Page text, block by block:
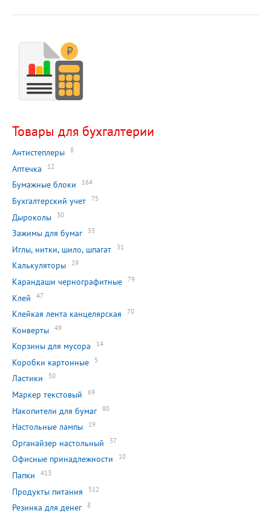
Товары для бухгалтерии
Антистеплеры 8
Аптечка 12
Бумажные блоки 164
Бухгалтерский учет 75
Дыроколы 30
Зажимы для бумаг 33
Иглы, нитки, шило, шпагат 31
Калькуляторы 29
Карандаши чернографитные 79
Клей 47
Клейкая лента канцелярская 70
Конверты 49
Корзины для мусора 14
Коробки картонные 5
Ластики 50
Маркер текстовый 69
Накопители для бумаг 80
Настольные лампы 19
Органайзер настольный 37
Офисные принадлежности 10
Папки 413
Продукты питания 512
Резинка для денег 8